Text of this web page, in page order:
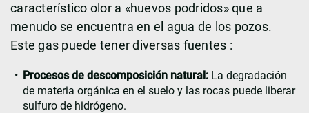
característico olor a «huevos podridos» que a
menudo se encuentra en el agua de los pozos.
Este gas puede tener diversas fuentes :
Procesos de descomposición natural: La degradación
de materia orgánica en el suelo y las rocas puede liberar
sulfuro de hidrógeno.